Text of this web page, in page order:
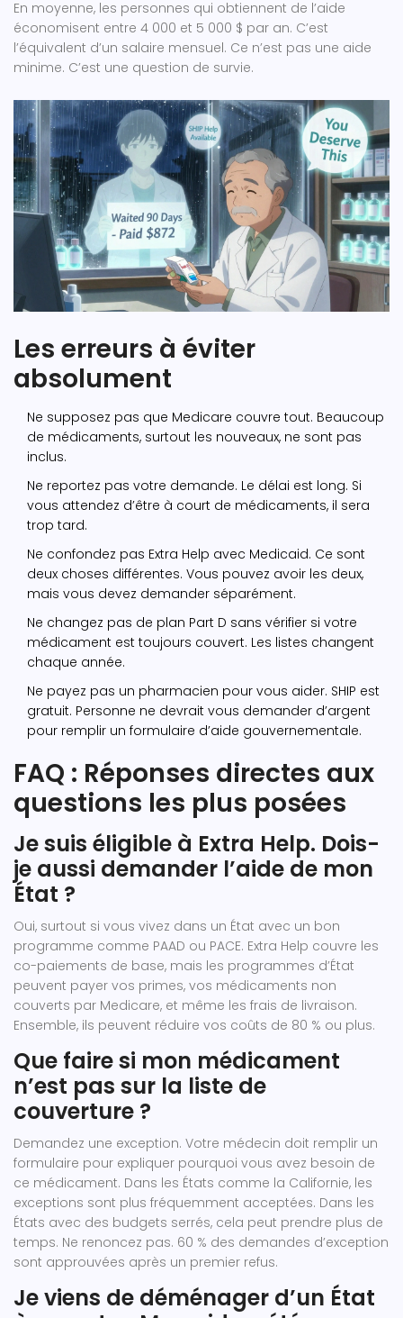
En moyenne, les personnes qui obtiennent de l’aide
économisent entre 4 000 et 5 000 $ par an. C’est
l’équivalent d’un salaire mensuel. Ce n’est pas une aide
minime. C’est une question de survie.
Les erreurs à éviter
absolument
Ne supposez pas que Medicare couvre tout. Beaucoup
de médicaments, surtout les nouveaux, ne sont pas
inclus.
Ne reportez pas votre demande. Le délai est long. Si
vous attendez d’être à court de médicaments, il sera
trop tard.
Ne confondez pas Extra Help avec Medicaid. Ce sont
deux choses différentes. Vous pouvez avoir les deux,
mais vous devez demander séparément.
Ne changez pas de plan Part D sans vérifier si votre
médicament est toujours couvert. Les listes changent
chaque année.
Ne payez pas un pharmacien pour vous aider. SHIP est
gratuit. Personne ne devrait vous demander d’argent
pour remplir un formulaire d’aide gouvernementale.
FAQ : Réponses directes aux
questions les plus posées
Je suis éligible à Extra Help. Dois-
je aussi demander l’aide de mon
État ?
Oui, surtout si vous vivez dans un État avec un bon
programme comme PAAD ou PACE. Extra Help couvre les
co-paiements de base, mais les programmes d’État
peuvent payer vos primes, vos médicaments non
couverts par Medicare, et même les frais de livraison.
Ensemble, ils peuvent réduire vos coûts de 80 % ou plus.
Que faire si mon médicament
n’est pas sur la liste de
couverture ?
Demandez une exception. Votre médecin doit remplir un
formulaire pour expliquer pourquoi vous avez besoin de
ce médicament. Dans les États comme la Californie, les
exceptions sont plus fréquemment acceptées. Dans les
États avec des budgets serrés, cela peut prendre plus de
temps. Ne renoncez pas. 60 % des demandes d’exception
sont approuvées après un premier refus.
Je viens de déménager d’un État